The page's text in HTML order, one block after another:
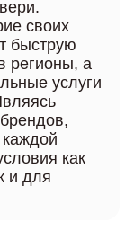
своих
быструю
регионы, а
услуги
каждой
как
и для